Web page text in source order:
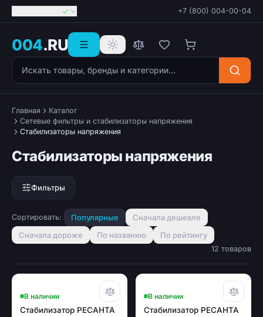
+7 (800) 004-00-04
004.RU
Поиск товаров
Главная
Каталог
Сетевые фильтры и стабилизаторы напряжения
Стабилизаторы напряжения
Стабилизаторы напряжения
Фильтры
Сортировать: Популярные
Сначала дешевле
Сначала дороже
По названию По рейтингу
12 товаров
В наличии
Стабилизатор РЕСАНТА
В наличии
Стабилизатор РЕСАНТА